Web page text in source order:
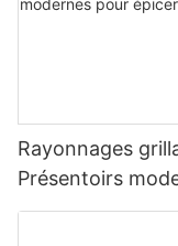
Rayonnages
Présentoirs